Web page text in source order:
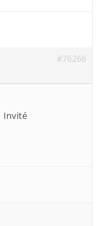
#76266
Invité